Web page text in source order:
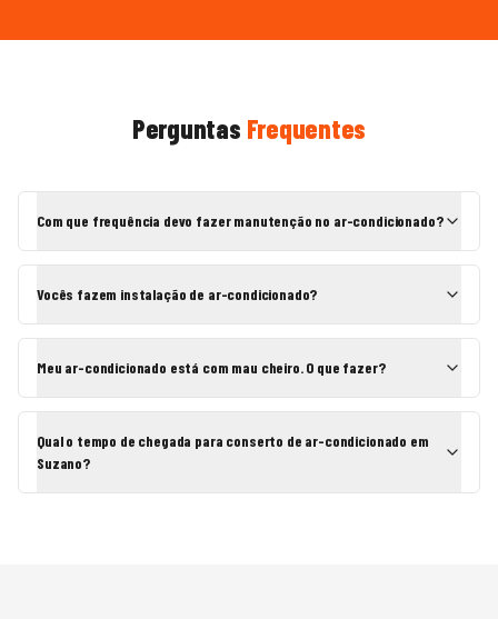
Perguntas Frequentes
Com que frequência devo fazer manutenção no ar-condicionado?
Vocês fazem instalação de ar-condicionado?
Meu ar-condicionado está com mau cheiro. O que fazer?
Qual o tempo de chegada para conserto de ar-condicionado em
Suzano?